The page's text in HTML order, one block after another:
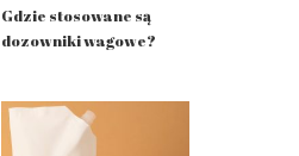
Gdzie stosowane są
dozowniki wagowe?